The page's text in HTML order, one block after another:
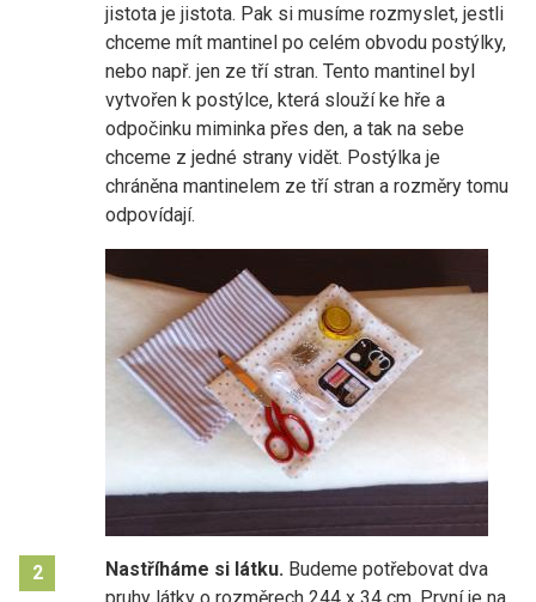
jistota je jistota. Pak si musíme rozmyslet, jestli
chceme mít mantinel po celém obvodu postýlky,
nebo např. jen ze tří stran. Tento mantinel byl
vytvořen k postýlce, která slouží ke hře a
odpočinku miminka přes den, a tak na sebe
chceme z jedné strany vidět. Postýlka je
chráněna mantinelem ze tří stran a rozměry tomu
odpovídají.
2 Nastříháme si látku. Budeme potřebovat dva
pruhy látky o rozměrech 244 x 34 cm. První je na